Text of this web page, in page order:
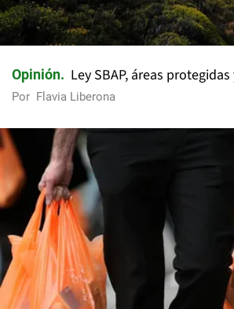
Opinión Ley SBAP, áreas
Por Flavia Liberona